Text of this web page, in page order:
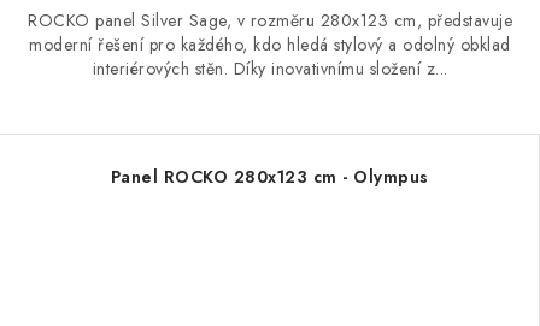
ROCKO panel Silver Sage, v rozměru 280x123 cm, představuje
moderní řešení pro každého, kdo hledá stylový a odolný obklad
interiérových stěn. Díky inovativnímu složení z...
Panel ROCKO 280x123 cm - Olympus